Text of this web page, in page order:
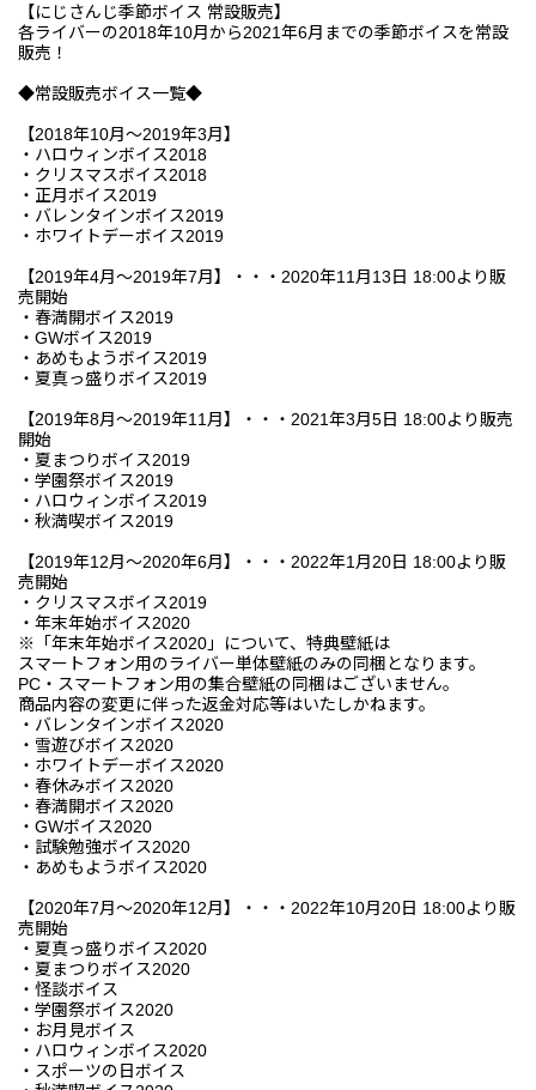
【にじさんじ季節ボイス 常設販売】
各ライバーの2018年10月から2021年6月までの季節ボイスを常設
販売！
◆常設販売ボイス一覧◆
【2018年10月～2019年3月】
・ハロウィンボイス2018
・クリスマスボイス2018
・正月ボイス2019
・バレンタインボイス2019
・ホワイトデーボイス2019
【2019年4月～2019年7月】・・・2020年11月13日 18:00より販
売開始
・春満開ボイス2019
・GWボイス2019
・あめもようボイス2019
・夏真っ盛りボイス2019
【2019年8月～2019年11月】・・・2021年3月5日 18:00より販売
開始
・夏まつりボイス2019
・学園祭ボイス2019
・ハロウィンボイス2019
・秋満喫ボイス2019
【2019年12月～2020年6月】・・・2022年1月20日 18:00より販
売開始
・クリスマスボイス2019
・年末年始ボイス2020
※「年末年始ボイス2020」について、特典壁紙は
スマートフォン用のライバー単体壁紙のみの同梱となります。
PC・スマートフォン用の集合壁紙の同梱はございません。
商品内容の変更に伴った返金対応等はいたしかねます。
・バレンタインボイス2020
・雪遊びボイス2020
・ホワイトデーボイス2020
・春休みボイス2020
・春満開ボイス2020
・GWボイス2020
・試験勉強ボイス2020
・あめもようボイス2020
【2020年7月～2020年12月】・・・2022年10月20日 18:00より販
売開始
・夏真っ盛りボイス2020
・夏まつりボイス2020
・怪談ボイス
・学園祭ボイス2020
・お月見ボイス
・ハロウィンボイス2020
・スポーツの日ボイス